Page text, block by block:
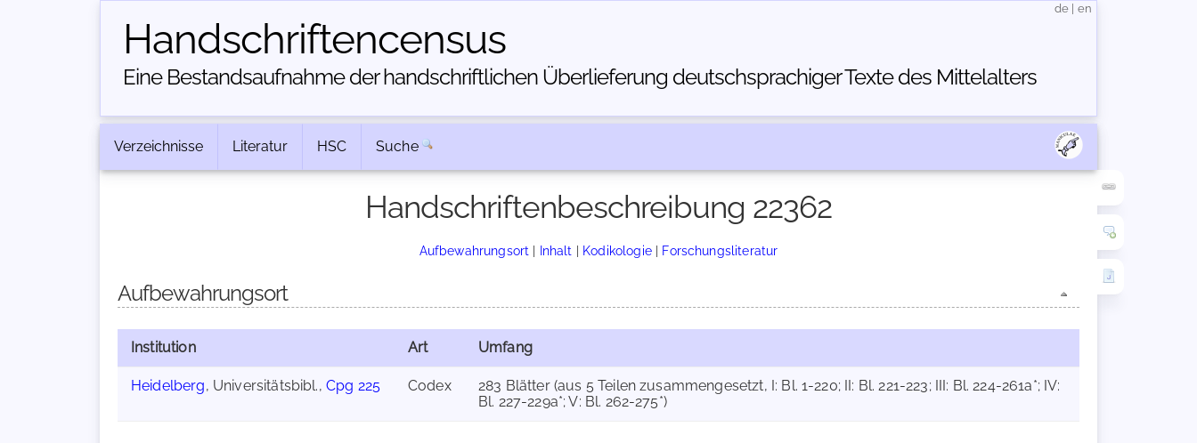
Handschriften­census
Eine Bestandsaufnahme der handschriftlichen Über­lieferung deutschsprachiger Texte des Mittelalters
de en
Verzeichnisse Literatur HSC Suche
Handschriftenbeschreibung 22362
Aufbewahrungsort | Inhalt | Kodikologie| Forschungsliteratur
Aufbewahrungsort
Institution Art Umfang
Heidelberg, Universitätsbibl., Cpg 225 Codex
283 Blätter (aus 5 Teilen zusammengesetzt, I: Bl. 1-220; II: Bl. 221-223; III: Bl. 224-261a*; IV:
Bl. 227-229a*; V: Bl. 262-275*)